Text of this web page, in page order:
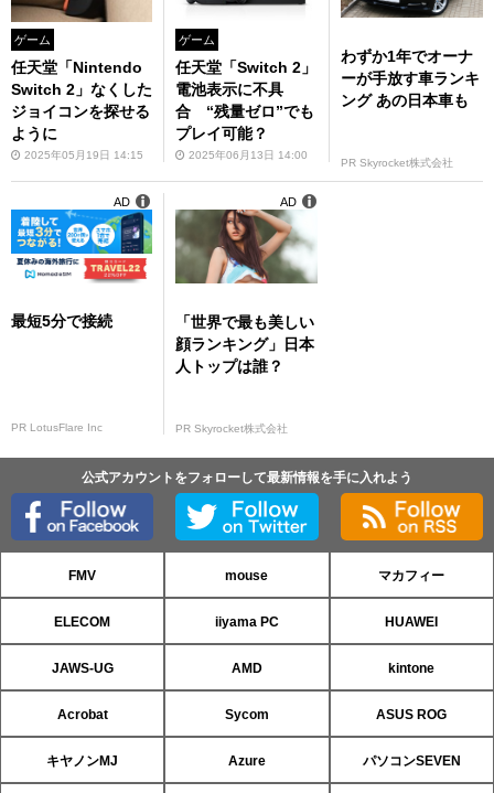
ゲーム
任天堂「Nintendo
Switch 2」なくした
ジョイコンを探せる
ように
2025年05月19日 14:15
ゲーム
任天堂「Switch 2」
電池表示に不具
合 “残量ゼロ”でも
プレイ可能？
2025年06月13日 14:00
わずか1年でオーナ
ーが手放す車ランキ
ング あの日本車も
PR Skyrocket株式会社
最短5分で接続
PR LotusFlare Inc
AD
「世界で最も美しい
顔ランキング」日本
人トップは誰？
PR Skyrocket株式会社
AD
公式アカウントをフォローして最新情報を手に入れよう
FMV mouse マカフィー
ELECOM iiyama PC HUAWEI
JAWS-UG AMD kintone
Acrobat Sycom ASUS ROG
キヤノンMJ Azure パソコンSEVEN